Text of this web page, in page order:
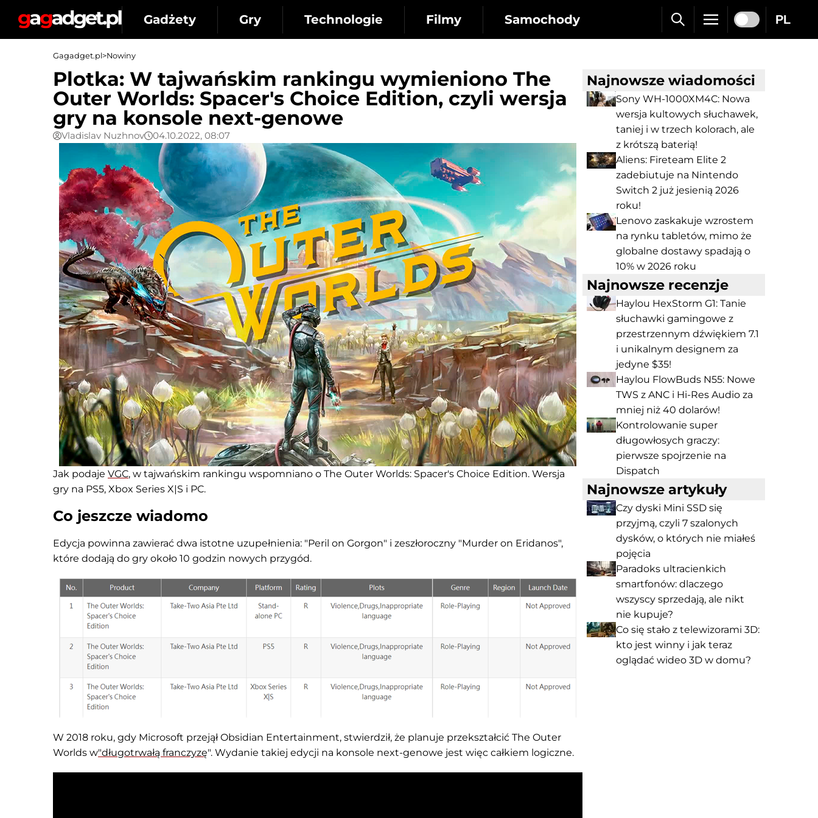
Gadżety Gry Technologie Filmy Samochody PL
Gagadget.pl>Nowiny
Plotka: W tajwańskim rankingu wymieniono The
Outer Worlds: Spacer's Choice Edition, czyli wersja
gry na konsole next-genowe
Vladislav Nuzhnov 04.10.2022, 08:07
Jak podaje VGC, w tajwańskim rankingu wspomniano o The Outer Worlds: Spacer's Choice Edition. Wersja
gry na PS5, Xbox Series X|S i PC.
Co jeszcze wiadomo
Edycja powinna zawierać dwa istotne uzupełnienia: "Peril on Gorgon" i zeszłoroczny "Murder on Eridanos",
które dodają do gry około 10 godzin nowych przygód.
W 2018 roku, gdy Microsoft przejął Obsidian Entertainment, stwierdził, że planuje przekształcić The Outer
Worlds w"długotrwałą franczyzę". Wydanie takiej edycji na konsole next-genowe jest więc całkiem logiczne.
Najnowsze wiadomości
Sony WH-1000XM4C: Nowa
wersja kultowych słuchawek,
taniej i w trzech kolorach, ale
z krótszą baterią!
Aliens: Fireteam Elite 2
zadebiutuje na Nintendo
Switch 2 już jesienią 2026
roku!
Lenovo zaskakuje wzrostem
na rynku tabletów, mimo że
globalne dostawy spadają o
10% w 2026 roku
Najnowsze recenzje
Haylou HexStorm G1: Tanie
słuchawki gamingowe z
przestrzennym dźwiękiem 7.1
i unikalnym designem za
jedyne $35!
Haylou FlowBuds N55: Nowe
TWS z ANC i Hi-Res Audio za
mniej niż 40 dolarów!
Kontrolowanie super
długowłosych graczy:
pierwsze spojrzenie na
Dispatch
Najnowsze artykuły
Czy dyski Mini SSD się
przyjmą, czyli 7 szalonych
dysków, o których nie miałeś
pojęcia
Paradoks ultracienkich
smartfonów: dlaczego
wszyscy sprzedają, ale nikt
nie kupuje?
Co się stało z telewizorami 3D:
kto jest winny i jak teraz
oglądać wideo 3D w domu?